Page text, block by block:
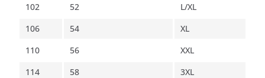
102
52
L/XL
106
54
XL
110
56
XXL
114
58
3XL